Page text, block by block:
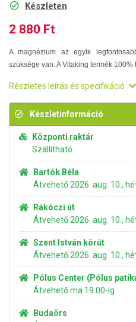
Készleten
2 880 Ft
A magnézium az egyik
szüksége van. A Vitaking termék
Részletes leírás és specifikáció
Készletinformáció
Központi raktár
Szállítható
Bartók Béla
Átvehető 2026. aug. 10.,
Rákóczi út
Átvehető 2026. aug. 10.,
Szent István körút
Átvehető 2026. aug. 10.,
Pólus Center (Pólus
Átvehető ma 19:00-ig
Budaörs